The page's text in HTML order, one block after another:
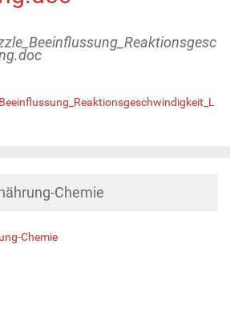
Chemie
Chemie